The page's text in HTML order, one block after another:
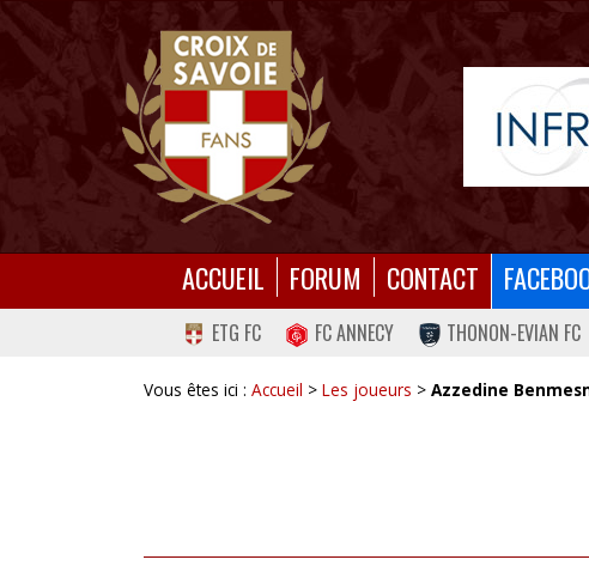
ACCUEIL FORUM CONTACT
ETG FC FC ANNECY THONON-EVIAN FC
Vous êtes ici : Accueil > Les joueurs > Azzedine